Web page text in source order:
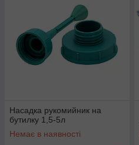
Насадка рукомийник на
бутилку 1,5-5л
Немає в наявності